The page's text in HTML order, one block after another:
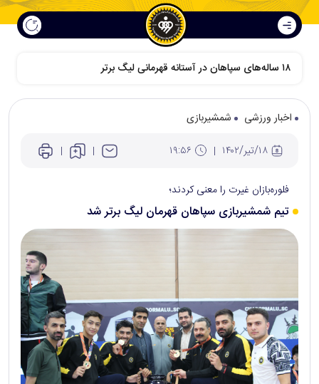
اخبار ورزشی
شمشیربازی
فلوره‌بازان غیرت را معنی کردند؛
تیم شمشیربازی سپاهان قهرمان لیگ برتر شد